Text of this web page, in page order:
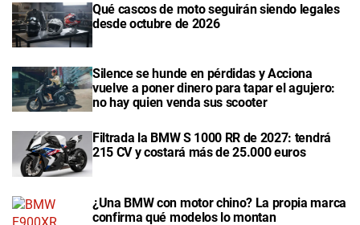
Qué cascos de moto seguirán siendo legales
desde octubre de 2026
Silence se hunde en pérdidas y Acciona
vuelve a poner dinero para tapar el agujero:
no hay quien venda sus scooter
Filtrada la BMW S 1000 RR de 2027: tendrá
215 CV y costará más de 25.000 euros
¿Una BMW con motor chino? La propia marca
confirma qué modelos lo montan